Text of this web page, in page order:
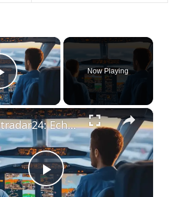
×
Play Video
Now Playing
×
P
Flightradar24: Echtzeitverfolgung von Flugzeugen